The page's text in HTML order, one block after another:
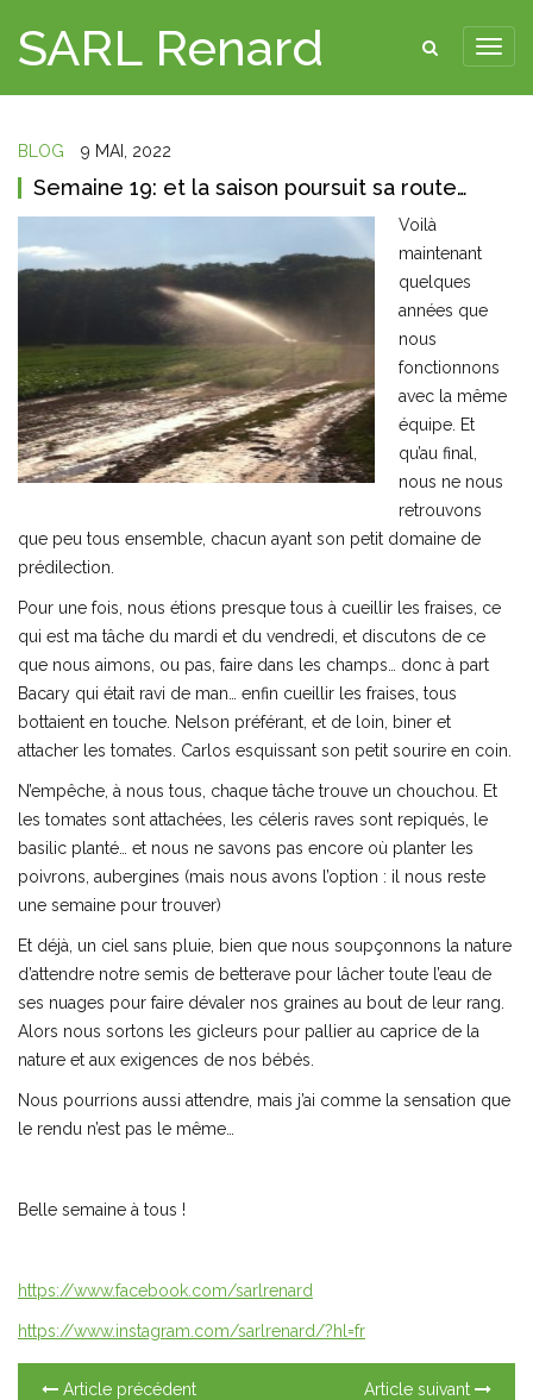
SARL Renard
BLOG 9 MAI, 2022
Semaine 19: et la saison poursuit sa route…
Voilà
maintenant
quelques
années que
nous
fonctionnons
avec la même
équipe. Et
qu’au final,
nous ne nous
retrouvons
que peu tous ensemble, chacun ayant son petit domaine de
prédilection.
Pour une fois, nous étions presque tous à cueillir les fraises, ce
qui est ma tâche du mardi et du vendredi, et discutons de ce
que nous aimons, ou pas, faire dans les champs… donc à part
Bacary qui était ravi de man… enfin cueillir les fraises, tous
bottaient en touche. Nelson préférant, et de loin, biner et
attacher les tomates. Carlos esquissant son petit sourire en coin.
N’empêche, à nous tous, chaque tâche trouve un chouchou. Et
les tomates sont attachées, les céleris raves sont repiqués, le
basilic planté… et nous ne savons pas encore où planter les
poivrons, aubergines (mais nous avons l’option : il nous reste
une semaine pour trouver)
Et déjà, un ciel sans pluie, bien que nous soupçonnons la nature
d’attendre notre semis de betterave pour lâcher toute l’eau de
ses nuages pour faire dévaler nos graines au bout de leur rang.
Alors nous sortons les gicleurs pour pallier au caprice de la
nature et aux exigences de nos bébés.
Nous pourrions aussi attendre, mais j’ai comme la sensation que
le rendu n’est pas le même…
Belle semaine à tous !
https://www.facebook.com/sarlrenard
https://www.instagram.com/sarlrenard/?hl=fr
Article précédent Article suivant